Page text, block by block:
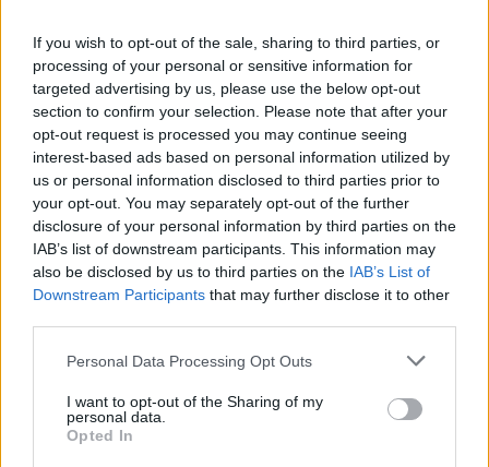
If you wish to opt-out of the sale, sharing to third parties, or
processing of your personal or sensitive information for
targeted advertising by us, please use the below opt-out
section to confirm your selection. Please note that after your
opt-out request is processed you may continue seeing
interest-based ads based on personal information utilized by
us or personal information disclosed to third parties prior to
your opt-out. You may separately opt-out of the further
disclosure of your personal information by third parties on the
IAB’s list of downstream participants. This information may
also be disclosed by us to third parties on the IAB’s List of
Downstream Participants that may further disclose it to other
Personal Data Processing Opt Outs
I want to opt-out of the Sharing of my
personal data.
Opted In